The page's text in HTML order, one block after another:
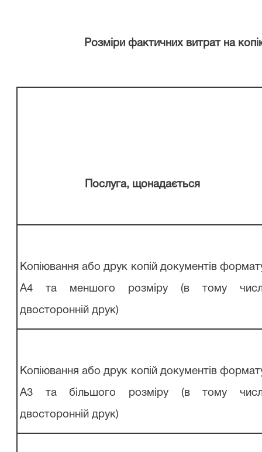
Розміри фактичних витрат на
Послуга, щонадається
Копіювання або друк копій документів
А4 та меншого розміру (в тому
двосторонній друк)
Копіювання або друк копій документів
А3 та більшого розміру (в тому
двосторонній друк)